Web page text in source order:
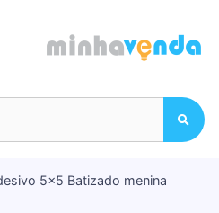
5x5 Batizado menina